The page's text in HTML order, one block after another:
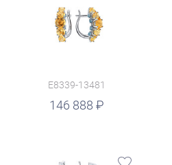
E8339-13481
146 888
руб.